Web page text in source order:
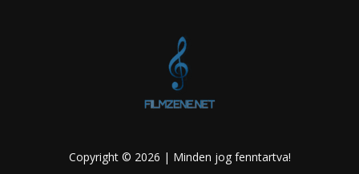
Copyright © 2026 | Minden jog fenntartva!